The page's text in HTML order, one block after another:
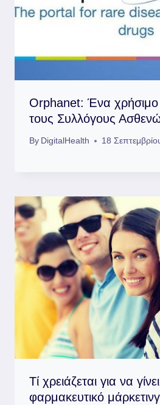
Orphanet: Ένα χρήσιμο
τους Συλλόγους
By DigitalHealth 18
Τί χρειάζεται για να
φαρμακευτικό